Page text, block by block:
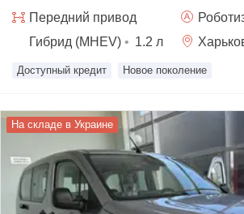
Передний привод
Гибрид (MHEV) • 1.2 л
Доступный кредит Новое поколение
На складе в Украине